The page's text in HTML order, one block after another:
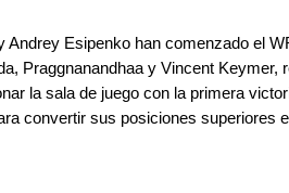
Andrey Esipenko han comenzado el
Praggnanandhaa y Vincent Keymer,
la sala de juego con la primera
convertir sus posiciones superiores